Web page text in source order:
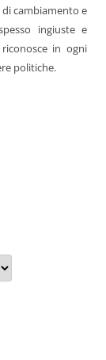
cambiamento e
ingiuste e
in ogni
politiche.